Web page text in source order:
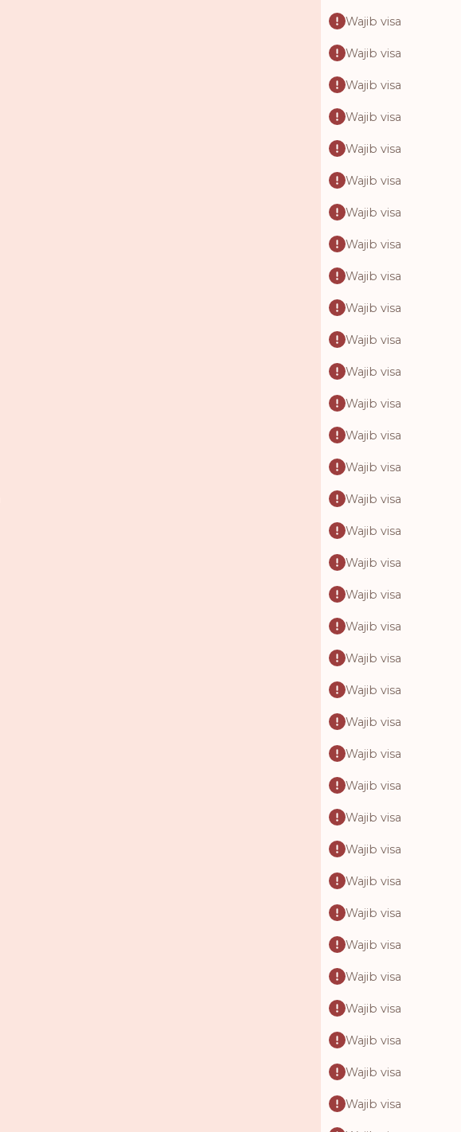
Wajib visa
Wajib visa
Wajib visa
Wajib visa
Wajib visa
Wajib visa
Wajib visa
Wajib visa
Wajib visa
Wajib visa
Wajib visa
Wajib visa
Wajib visa
Wajib visa
Wajib visa
Wajib visa
Wajib visa
Wajib visa
Wajib visa
Wajib visa
Wajib visa
Wajib visa
Wajib visa
Wajib visa
Wajib visa
Wajib visa
Wajib visa
Wajib visa
Wajib visa
Wajib visa
Wajib visa
Wajib visa
Wajib visa
Wajib visa
Wajib visa